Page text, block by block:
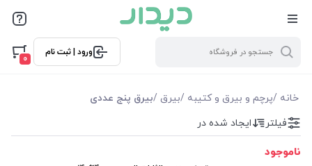
ورود | ثبت نام
0
خانه /پرچم و بیرق و کتیبه /بیرق /بیرق پنج عددی
فیلتر بر اساس قیمت
فیلترها
فیلتر ایجاد شده در
ناموجود